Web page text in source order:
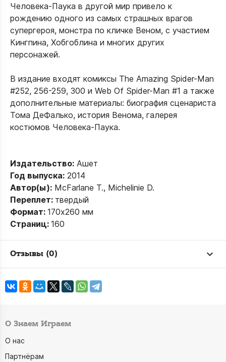
Человека-Паука в другой мир привело к
рождению одного из самых страшных врагов
супергероя, монстра по кличке Веном, с участием
Кингпина, Хобгоблина и многих других
персонажей.
В издание входят комиксы The Amazing Spider-Man
#252, 256-259, 300 и Web Of Spider-Man #1 а также
дополнительные материалы: биография сценариста
Тома ДеФалько, история Венома, галерея
костюмов Человека-Паука.
Издательство: Ашет
Год выпуска: 2014
Автор(ы): McFarlane T., Michelinie D.
Переплет: твердый
Формат: 170х260 мм
Страниц: 160
Отзывы (0)
О Знаем Играем
О нас
Партнёрам